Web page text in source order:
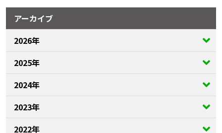
アーカイブ
2026年
2025年
2024年
2023年
2022年